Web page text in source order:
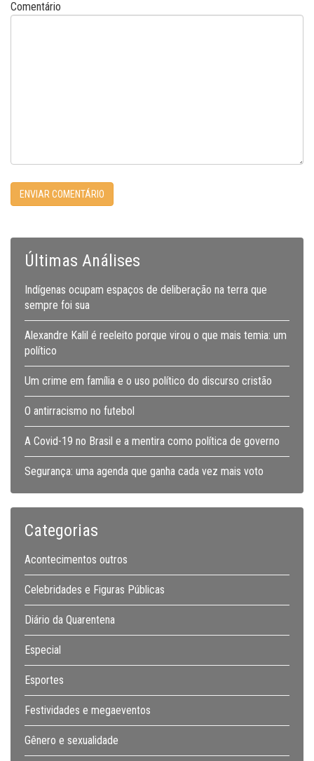
Comentário
Últimas Análises
Indígenas ocupam espaços de deliberação na terra que
sempre foi sua
Alexandre Kalil é reeleito porque virou o que mais temia: um
político
Um crime em família e o uso político do discurso cristão
O antirracismo no futebol
A Covid-19 no Brasil e a mentira como política de governo
Segurança: uma agenda que ganha cada vez mais voto
Categorias
Acontecimentos outros
Celebridades e Figuras Públicas
Diário da Quarentena
Especial
Esportes
Festividades e megaeventos
Gênero e sexualidade